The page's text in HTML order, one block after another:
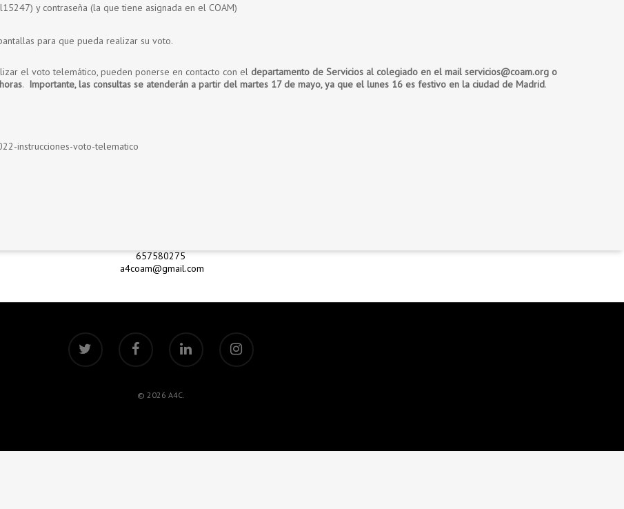
y contraseña (la que tiene asignada en el COAM)
para que pueda realizar su voto.
el voto telemático, pueden ponerse en contacto con el departamento de Servicios al colegiado en el mail servicios@coam.org o
. Importante, las consultas se atenderán a partir del martes 17 de mayo, ya que el lunes 16 es festivo en la ciudad de Madrid.
instrucciones-voto-telematico
657580275
a4coam@gmail.com
© 2026 A4C.